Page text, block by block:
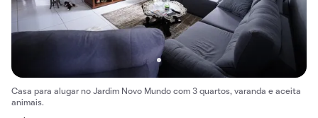
Casa para alugar no Jardim Novo Mundo com 3 quartos, varanda e aceita
animais.